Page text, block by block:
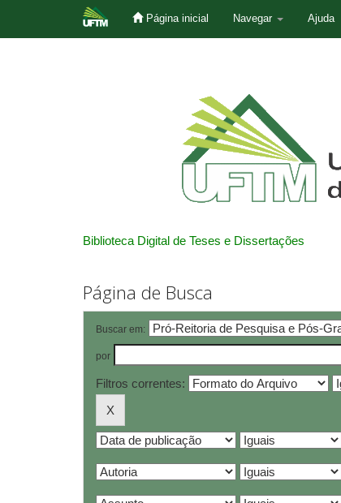
Página inicial Navegar Ajuda
Biblioteca Digital de Teses e Dissertações
Página de Busca
Buscar em:
por
Filtros correntes: